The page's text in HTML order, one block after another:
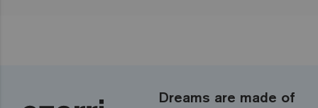
Dreams are made of